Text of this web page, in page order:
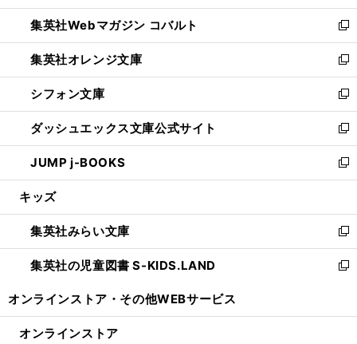
開
く
ウ
で
開
く
ン
ド
ウ
で
開
く
ウ
ィ
ン
ド
ウ
で
開
く
集英社Webマガジン コバルト
新
し
い
ウ
ィ
ン
ド
ウ
で
開
集英社オレンジ文庫
新
し
い
ウ
ィ
ン
ド
ウ
開
く
シフォン文庫
新
し
い
ウ
ィ
ン
ウ
で
開
く
ダッシュエックス文庫公式サイト
新
し
い
ウ
ン
ド
ウ
で
JUMP j-BOOKS
新
し
ウ
ィ
ン
ド
開
キッズ
集英社みらい文庫
新
し
い
ン
集英社の児童図書 S-KIDS.LAND
新
ウ
オンラインストア・ その他WEBサービス
オンラインストア